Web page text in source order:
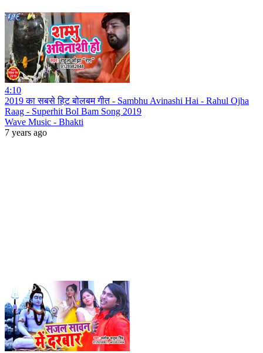
4:10
2019 का सबसे हिट बोलबम गीत - Sambhu Avinashi Hai - Rahul Ojha
Raag - Superhit Bol Bam Song 2019
Wave Music - Bhakti
7 years ago